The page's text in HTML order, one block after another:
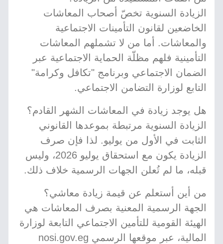
الزيادة السنوية تخصّ أصحاب المعاشات
الخاضعين لقانون التأمينات الاجتماعية
والمعاشات. أما من لا تشملهم المعاشات
التأمينية فلهم مظلّة الحماية الاجتماعية عبر
الضمان الاجتماعي وبرنامج "تكافل وكرامة"
التابع لوزارة التضامن الاجتماعي.
هل يوجد زيادة في المعاشات الشهر القادم؟
الزيادة السنوية مرتبطة بموعدها القانوني
الثابت في الأول من يوليو. لذا فإن صرف
الزيادة يكون مع استحقاق يوليو 2026، وليس
قبله، ما لم تُعلن الجهات الرسمية خلاف ذلك.
من أين أستعلم عن قيمة زيادة معاشي؟
الجهة الرسمية المعنية بصرف المعاشات هي
الهيئة القومية للتأمين الاجتماعي التابعة لوزارة
المالية، عبر موقعها الرسمي nosi.gov.eg